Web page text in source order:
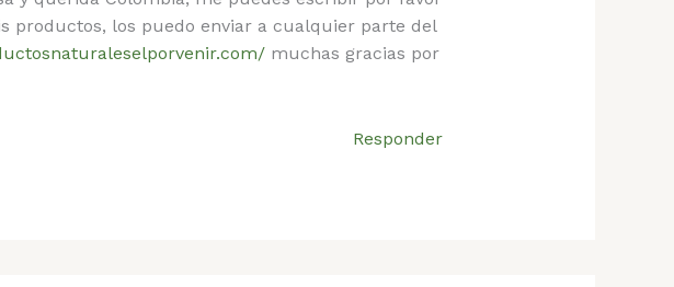
productos, los puedo enviar a cualquier parte del
muchas gracias por
Responder